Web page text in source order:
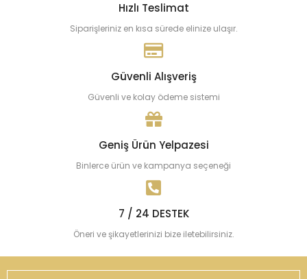
Hızlı Teslimat
Siparişleriniz en kısa sürede elinize ulaşır.
Güvenli Alışveriş
Güvenli ve kolay ödeme sistemi
Geniş Ürün Yelpazesi
Binlerce ürün ve kampanya seçeneği
7 / 24 DESTEK
Öneri ve şikayetlerinizi bize iletebilirsiniz.